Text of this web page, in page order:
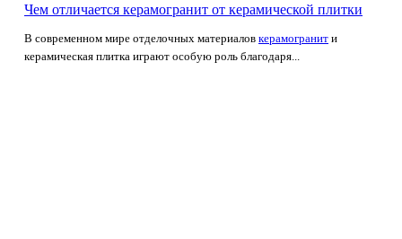
Чем отличается керамогранит от керамической плитки
В современном мире отделочных материалов керамогранит и
керамическая плитка играют особую роль благодаря...